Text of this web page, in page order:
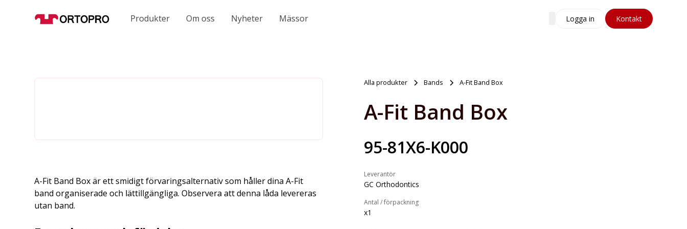
Produkter Om oss Nyheter Mässor Logga in Kontakt
A-Fit Band Box är ett smidigt förvaringsalternativ som håller dina A-Fit
band organiserade och lättillgängliga. Observera att denna låda levereras
utan band.
Alla produkter Bands A-Fit Band Box
A-Fit Band Box
95-81X6-K000
Leverantör
GC Orthodontics
Antal / förpackning
x1